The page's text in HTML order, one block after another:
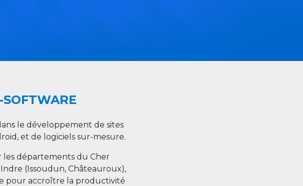
le développement de sites
et de logiciels sur-mesure.
les départements du Cher
(Issoudun, Châteauroux),
pour accroître la productivité